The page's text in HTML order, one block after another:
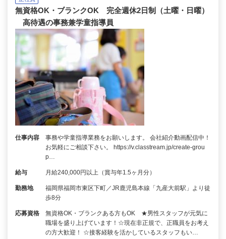
無資格OK・ブランクOK 完全週休2日制（土曜・日曜）
高待遇の事務兼学童指導員
仕事内容
事務や学童指導業務をお願いします。 会社紹介動画配信中！
お気軽にご相談下さい。 https://v.classtream.jp/create-grou
p…
給与 月給240,000円以上（賞与年1.5ヶ月分）
勤務地
福岡県福岡市東区下町／JR鹿児島本線「九産大前駅」より徒
歩8分
応募資格
無資格OK・ブランクある方もOK ★男性スタッフが元気に
職場を盛り上げています！☆現在非正規で、正職員をお考え
の方大歓迎！ ☆接客経験を活かしているスタッフもい…